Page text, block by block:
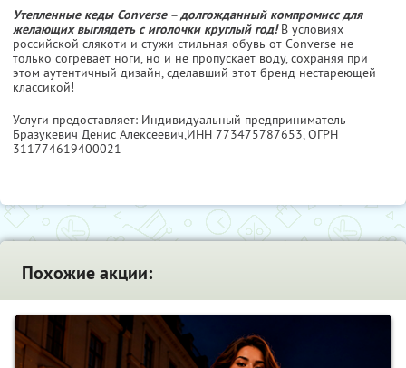
Утепленные кеды Converse – долгожданный компромисс для
желающих выглядеть с иголочки круглый год!В условиях
российской слякоти и стужи стильная обувь от Converse не
только согревает ноги, но и не пропускает воду, сохраняя при
этом аутентичный дизайн, сделавший этот бренд нестареющей
классикой!
Услуги предоставляет: Индивидуальный предприниматель
Бразукевич Денис Алексеевич,ИНН 773475787653, ОГРН
311774619400021
Похожие акции: